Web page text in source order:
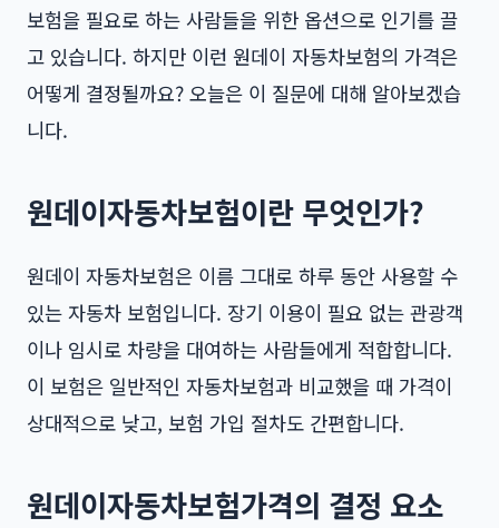
보험을 필요로 하는 사람들을 위한 옵션으로 인기를 끌
고 있습니다. 하지만 이런 원데이 자동차보험의 가격은
어떻게 결정될까요? 오늘은 이 질문에 대해 알아보겠습
니다.
원데이자동차보험이란 무엇인가?
원데이 자동차보험은 이름 그대로 하루 동안 사용할 수
있는 자동차 보험입니다. 장기 이용이 필요 없는 관광객
이나 임시로 차량을 대여하는 사람들에게 적합합니다.
이 보험은 일반적인 자동차보험과 비교했을 때 가격이
상대적으로 낮고, 보험 가입 절차도 간편합니다.
원데이자동차보험가격의 결정 요소